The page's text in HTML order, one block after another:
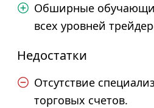
Обширные
всех уровней
Недостатки
Отсутствие
торговых счетов.